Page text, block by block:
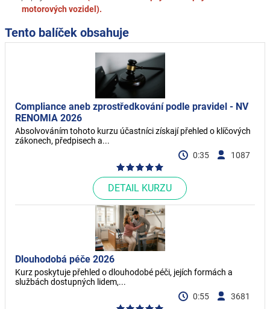
motorových vozidel).
Tento balíček obsahuje
Compliance aneb zprostředkování podle pravidel - NV
RENOMIA 2026
Absolvováním tohoto kurzu účastníci získají přehled o klíčových
zákonech, předpisech a...
0:35
1087
DETAIL KURZU
Dlouhodobá péče 2026
Kurz poskytuje přehled o dlouhodobé péči, jejích formách a
službách dostupných lidem,...
0:55
3681